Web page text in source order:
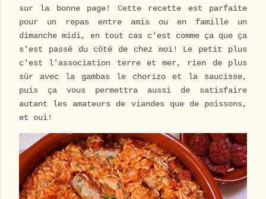
sur la bonne page! Cette recette est parfaite
pour un repas entre amis ou en famille un
dimanche midi, en tout cas c'est comme ça que ça
s'est passé du côté de chez moi! Le petit plus
c'est l'association terre et mer, rien de plus
sûr avec la gambas le chorizo et la saucisse,
puis ça vous permettra aussi de satisfaire
autant les amateurs de viandes que de poissons,
et oui!